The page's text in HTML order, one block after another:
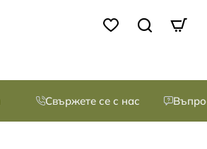
Свържете се с нас